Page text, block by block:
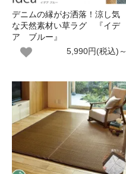
デニムの縁がお洒落！涼し気
な天然素材い草ラグ 『イデ
ア ブルー』
5,990円(税込)～